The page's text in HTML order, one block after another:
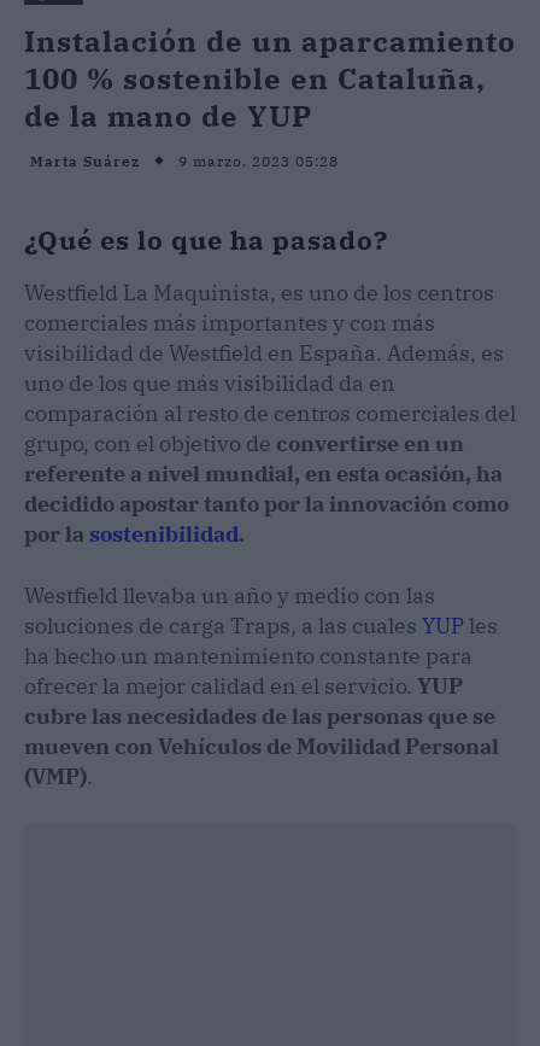
Instalación de un aparcamiento
100 % sostenible en Cataluña,
de la mano de YUP
Marta Suárez 9 marzo, 2023 05:28
¿Qué es lo que ha pasado?
Westfield La Maquinista, es uno de los centros
comerciales más importantes y con más
visibilidad de Westfield en España. Además, es
uno de los que más visibilidad da en
comparación al resto de centros comerciales del
grupo, con el objetivo de convertirse en un
referente a nivel mundial, en esta ocasión, ha
decidido apostar tanto por la innovación como
por la sostenibilidad.
Westfield llevaba un año y medio con las
soluciones de carga Traps, a las cuales YUP les
ha hecho un mantenimiento constante para
ofrecer la mejor calidad en el servicio. YUP
cubre las necesidades de las personas que se
mueven con Vehículos de Movilidad Personal
(VMP).